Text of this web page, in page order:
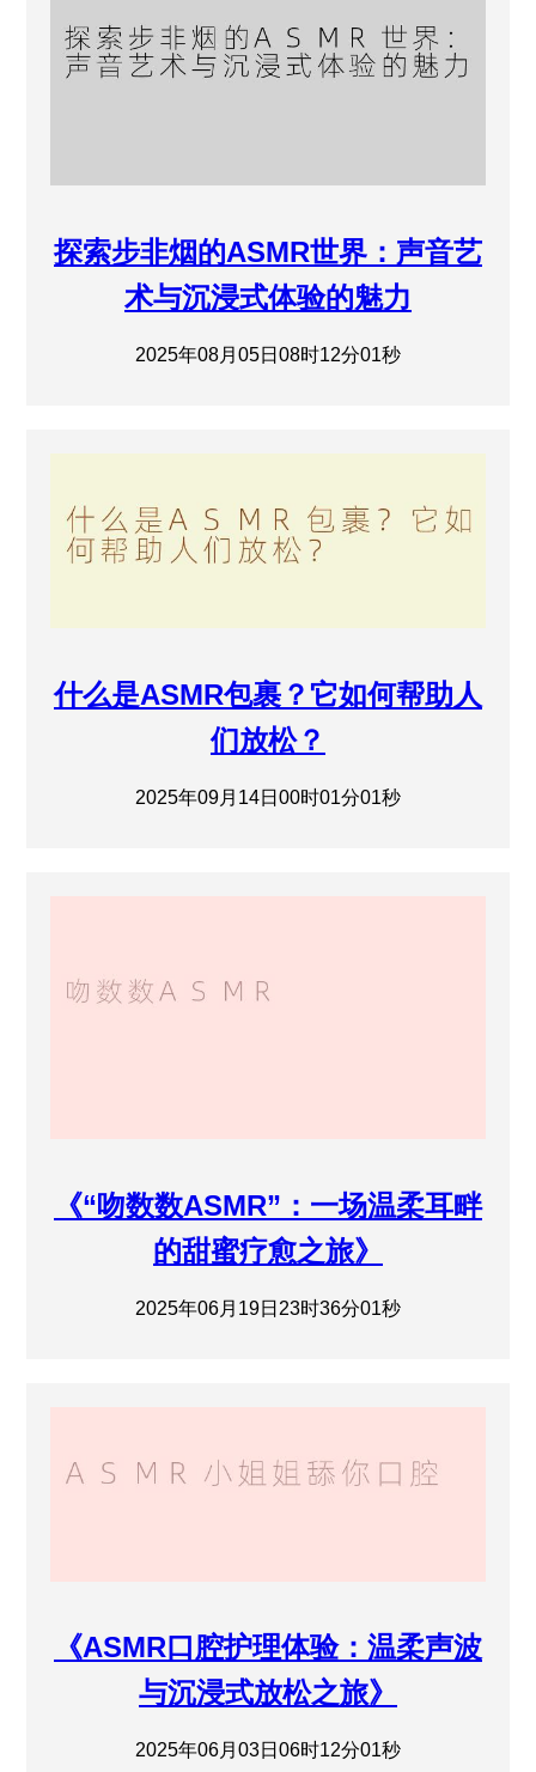
探索步非烟的ASMR世界：声音艺
术与沉浸式体验的魅力
2025年08月05日08时12分01秒
什么是ASMR包裹？它如何帮助人
们放松？
2025年09月14日00时01分01秒
《“吻数数ASMR”：一场温柔耳畔
的甜蜜疗愈之旅》
2025年06月19日23时36分01秒
《ASMR口腔护理体验：温柔声波
与沉浸式放松之旅》
2025年06月03日06时12分01秒